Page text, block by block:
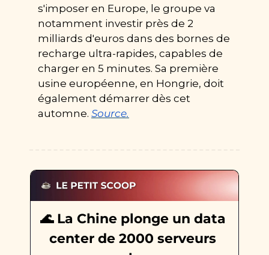
s'imposer en Europe, le groupe va
notamment investir près de 2
milliards d'euros dans des bornes de
recharge ultra-rapides, capables de
charger en 5 minutes. Sa première
usine européenne, en Hongrie, doit
également démarrer dès cet
automne. Source.
🌊 La Chine plonge un data
center de 2000 serveurs